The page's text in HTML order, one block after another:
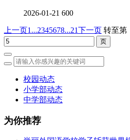
2026-01-21 600
上一页1...2345678...21下一页 转至第
校园动态
小学部动态
中学部动态
为你推荐